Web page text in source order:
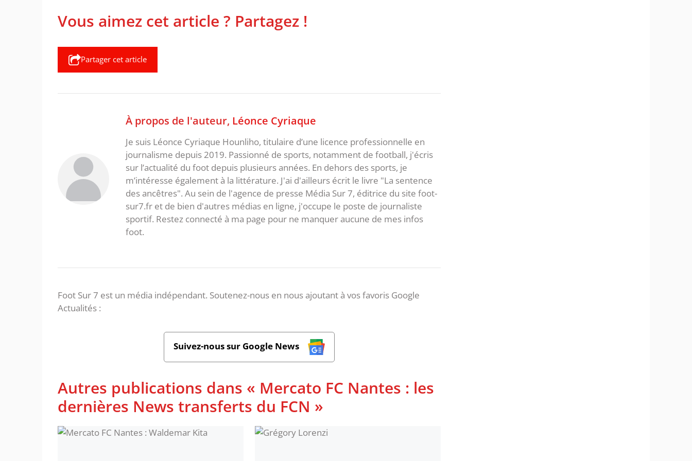
Vous aimez cet article ? Partagez !
Partager cet article
À propos de l'auteur, Léonce Cyriaque
Je suis Léonce Cyriaque Hounliho, titulaire d’une licence professionnelle en
journalisme depuis 2019. Passionné de sports, notamment de football, j'écris
sur l’actualité du foot depuis plusieurs années. En dehors des sports, je
m’intéresse également à la littérature. J'ai d'ailleurs écrit le livre "La sentence
des ancêtres". Au sein de l'agence de presse Média Sur 7, éditrice du site foot-
sur7.fr et de bien d'autres médias en ligne, j'occupe le poste de journaliste
sportif. Restez connecté à ma page pour ne manquer aucune de mes infos
foot.
Foot Sur 7 est un média indépendant. Soutenez-nous en nous ajoutant à vos favoris Google
Actualités :
Suivez-nous sur Google News
Autres publications dans « Mercato FC Nantes : les
dernières News transferts du FCN »